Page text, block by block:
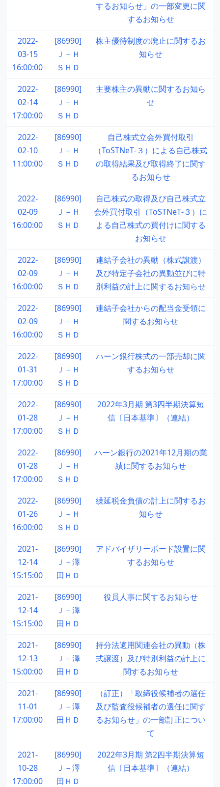
するお知らせ」の一部変更に関
するお知らせ
2022-
03-15
16:00:00
[86990]
Ｊ－Ｈ
ＳＨＤ
株主優待制度の廃止に関するお
知らせ
2022-
02-14
17:00:00
[86990]
Ｊ－Ｈ
ＳＨＤ
主要株主の異動に関するお知ら
せ
2022-
02-10
11:00:00
[86990]
Ｊ－Ｈ
ＳＨＤ
自己株式立会外買付取引
（ToSTNeT‐３）による自己株式
の取得結果及び取得終了に関す
るお知らせ
2022-
02-09
16:00:00
[86990]
Ｊ－Ｈ
ＳＨＤ
自己株式の取得及び自己株式立
会外買付取引（ToSTNeT‐３）に
よる自己株式の買付けに関する
お知らせ
2022-
02-09
16:00:00
[86990]
Ｊ－Ｈ
ＳＨＤ
連結子会社の異動（株式譲渡）
及び特定子会社の異動並びに特
別利益の計上に関するお知らせ
2022-
02-09
16:00:00
[86990]
Ｊ－Ｈ
ＳＨＤ
連結子会社からの配当金受領に
関するお知らせ
2022-
01-31
17:00:00
[86990]
Ｊ－Ｈ
ＳＨＤ
ハーン銀行株式の一部売却に関
するお知らせ
2022-
01-28
17:00:00
[86990]
Ｊ－Ｈ
ＳＨＤ
2022年3月期 第3四半期決算短
信〔日本基準〕（連結）
2022-
01-28
17:00:00
[86990]
Ｊ－Ｈ
ＳＨＤ
ハーン銀行の2021年12月期の業
績に関するお知らせ
2022-
01-26
16:00:00
[86990]
Ｊ－Ｈ
ＳＨＤ
繰延税金負債の計上に関するお
知らせ
2021-
12-14
15:15:00
[86990]
Ｊ－澤
田ＨＤ
アドバイザリーボード設置に関
するお知らせ
2021-
12-14
15:15:00
[86990]
Ｊ－澤
田ＨＤ
役員人事に関するお知らせ
2021-
12-13
15:00:00
[86990]
Ｊ－澤
田ＨＤ
持分法適用関連会社の異動（株
式譲渡）及び特別利益の計上に
関するお知らせ
2021-
11-01
17:00:00
[86990]
Ｊ－澤
田ＨＤ
（訂正）「取締役候補者の選任
及び監査役候補者の選任に関す
るお知らせ」の一部訂正につい
て
2021-
10-28
17:00:00
[86990]
Ｊ－澤
田ＨＤ
2022年3月期 第2四半期決算短
信〔日本基準〕（連結）